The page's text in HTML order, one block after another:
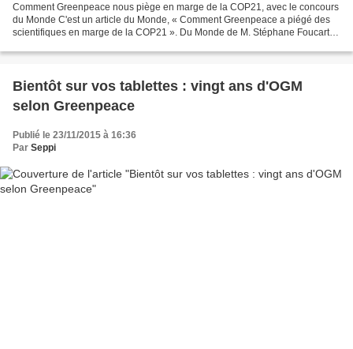
Comment Greenpeace nous piège en marge de la COP21, avec le concours
du Monde C'est un article du Monde, « Comment Greenpeace a piégé des
scientifiques en marge de la COP21 ». Du Monde de M. Stéphane Foucart.
Bientôt sur vos tablettes : vingt ans d'OGM
selon Greenpeace
Publié le 23/11/2015 à 16:36
Par Seppi